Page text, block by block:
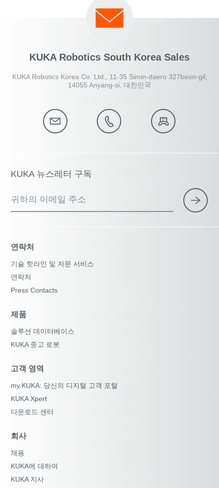
KUKA Robotics South Korea Sales
KUKA Robotics Korea Co. Ltd., 11-35 Simin-daero 327beon-gil,
14055 Anyang-si, 대한민국
KUKA 뉴스레터 구독
귀하의 이메일 주소
연락처
기술 핫라인 및 자문 서비스
연락처
Press Contacts
제품
솔루션 데이터베이스
KUKA 중고 로봇
고객 영역
my.KUKA: 당신의 디지털 고객 포털
KUKA Xpert
다운로드 센터
회사
채용
KUKA에 대하여
KUKA 지사